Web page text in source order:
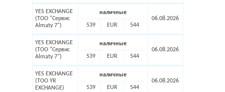
YES EXCHANGE
(ТОО "Сервис
Almaty 7")
наличные
539 EUR 544
06.08.2026
YES EXCHANGE
(ТОО "Сервис
Almaty 7")
наличные
539 EUR 544
06.08.2026
YES EXCHANGE
(ТОО YR
EXCHANGE)
наличные
539 EUR 544
06.08.2026